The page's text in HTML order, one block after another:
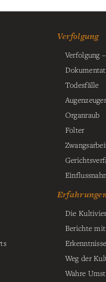
Verfolgung
Verfolgung
Todesfälle
Organraub
Folter
Die
Berichte
Weg der
Wahre